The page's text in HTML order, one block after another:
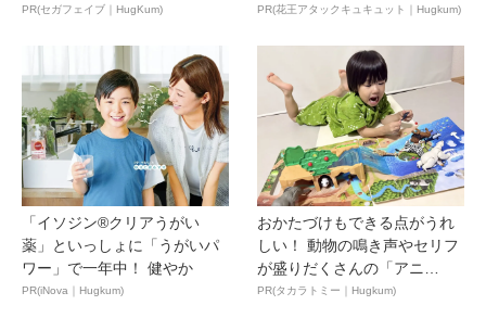
ん...
PR(セガフェイブ｜HugKum) PR(花王アタックキュキュット｜Hugkum)
「イソジン®クリアうがい
薬」といっしょに「うがいパ
ワー」で一年中！ 健やか
PR(iNova｜Hugkum)
おかたづけもできる点がうれ
しい！ 動物の鳴き声やセリフ
が盛りだくさんの「アニ
ア ...
PR(タカラトミー｜Hugkum)